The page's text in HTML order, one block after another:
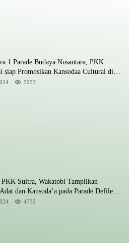
1 Parade Budaya Nusantara, PKK
siap Promosikan Kansodaa Cultural di
5953
PKK Sultra, Wakatobi Tampilkan
dan Kansoda’a pada Parade Defile
4732